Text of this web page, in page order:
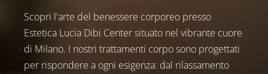
Scopri l'arte del benessere corporeo presso
Estetica Lucia Dibi Center situato nel vibrante cuore
di Milano. I nostri trattamenti corpo sono progettati
per rispondere a ogni esigenza: dal rilassamento